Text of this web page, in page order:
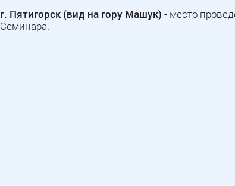
г. Пятигорск (вид на гору Машук) - место
Семинара.